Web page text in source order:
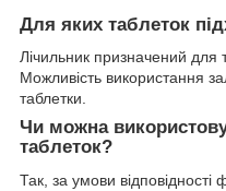
Для яких таблеток
Лічильник призначений для
Можливість використання
таблетки.
Чи можна
таблеток?
Так, за умови відповідності